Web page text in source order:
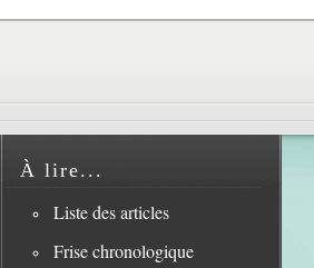
À lire...
Liste des articles
Frise chronologique